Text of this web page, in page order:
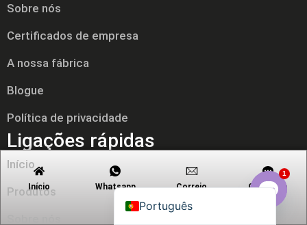
Sobre nós
Certificados de empresa
A nossa fábrica
Blogue
Política de privacidade
Ligações rápidas
Início
Produtos
Início Whatsapp
Correio
Contacto
Português
Français
1